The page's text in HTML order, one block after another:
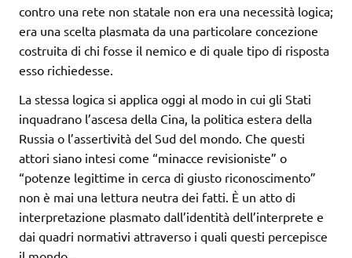
contro una rete non statale non era una necessità logica;
era una scelta plasmata da una particolare concezione
costruita di chi fosse il nemico e di quale tipo di risposta
esso richiedesse.
La stessa logica si applica oggi al modo in cui gli Stati
inquadrano l’ascesa della Cina, la politica estera della
Russia o l’assertività del Sud del mondo. Che questi
attori siano intesi come “minacce revisioniste” o
“potenze legittime in cerca di giusto riconoscimento”
non è mai una lettura neutra dei fatti. È un atto di
interpretazione plasmato dall’identità dell’interprete e
dai quadri normativi attraverso i quali questi percepisce